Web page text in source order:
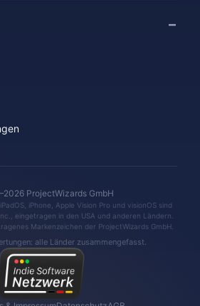
ProjectWizards GmbH
iPhone, Apple Vision Pro und visionOS sind
eingetragen in den USA und anderen Ländern.
Markenzeichen der ProjectWizards GmbH.
alle Länder zusammengefasst.